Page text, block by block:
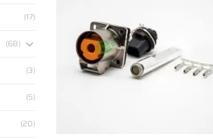
(17)
(68)
(3)
(5)
(20)